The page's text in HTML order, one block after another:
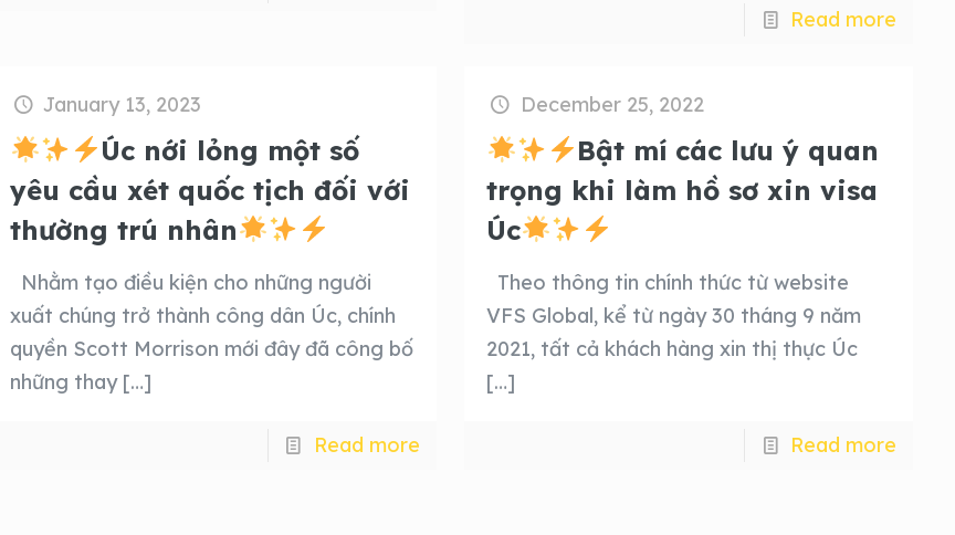
Read more
January 13, 2023
Úc nới lỏng một số
yêu cầu xét quốc tịch đối với
thường trú nhân
Nhằm tạo điều kiện cho những người
xuất chúng trở thành công dân Úc, chính
quyền Scott Morrison mới đây đã công bố
những thay[…]
Read more
December 25, 2022
Bật mí các lưu ý quan
trọng khi làm hồ sơ xin visa
Úc
Theo thông tin chính thức từ website
VFS Global, kể từ ngày 30 tháng 9 năm
2021, tất cả khách hàng xin thị thực Úc
[…]
Read more